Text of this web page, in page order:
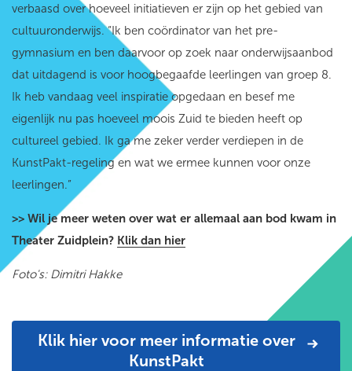
verbaasd over hoeveel initiatieven er zijn op het gebied van
cultuuronderwijs. “Ik ben coördinator van het pre-
gymnasium en ben daarvoor op zoek naar onderwijsaanbod
dat uitdagend is voor hoogbegaafde leerlingen van groep 8.
Ik heb vandaag veel inspiratie opgedaan en besef me
eigenlijk nu pas hoeveel moois Zuid te bieden heeft op
cultureel gebied. Ik ga me zeker verder verdiepen in de
KunstPakt-regeling en wat we ermee kunnen voor onze
leerlingen.”
>> Wil je meer weten over wat er allemaal aan bod kwam in
Theater Zuidplein? Klik dan hier
Foto's: Dimitri Hakke
Klik hier voor meer informatie over
KunstPakt